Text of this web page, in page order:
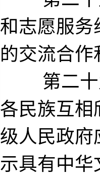
和志愿服务
的交流合
第二
各民族互相
级人民政府
示具有中华